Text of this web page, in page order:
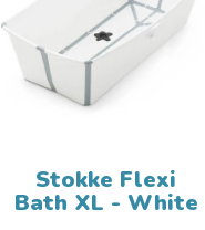
Stokke Flexi
Bath XL - White
Precio base